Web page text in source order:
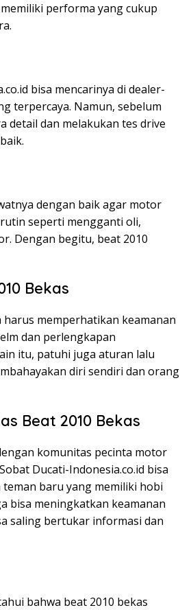
performa yang cukup
bisa mencarinya di dealer-
terpercaya. Namun, sebelum
detail dan melakukan tes drive
dengan baik agar motor
seperti mengganti oli,
Dengan begitu, beat 2010
Bekas
memperhatikan keamanan
dan perlengkapan
itu, patuhi juga aturan lalu
diri sendiri dan orang
Beat 2010 Bekas
komunitas pecinta motor
Ducati-Indonesia.co.id bisa
baru yang memiliki hobi
bisa meningkatkan keamanan
saling bertukar informasi dan
bahwa beat 2010 bekas